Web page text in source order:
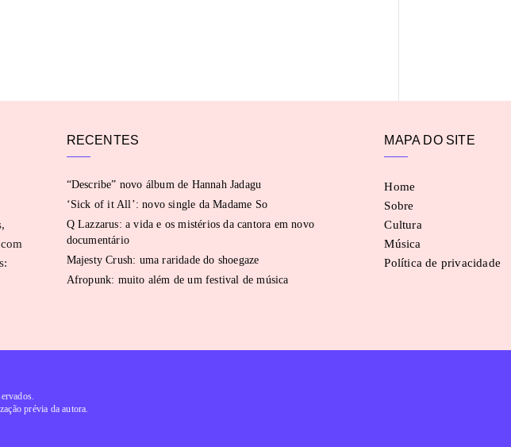
RECENTES
“Describe” novo álbum de Hannah Jadagu
‘Sick of it All’: novo single da Madame So
Q Lazzarus: a vida e os mistérios da cantora em novo
documentário
Majesty Crush: uma raridade do shoegaze
Afropunk: muito além de um festival de música
MAPA DO SITE
Home
Sobre
Cultura
Música
Política de privacidade
prévia da autora.